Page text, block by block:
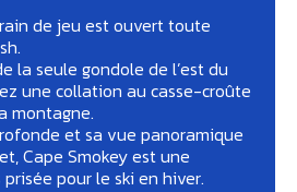
de jeu est ouvert toute
la seule gondole de l’est du
une collation au casse-croûte
montagne.
et sa vue panoramique
Cape Smokey est une
pour le ski en hiver.